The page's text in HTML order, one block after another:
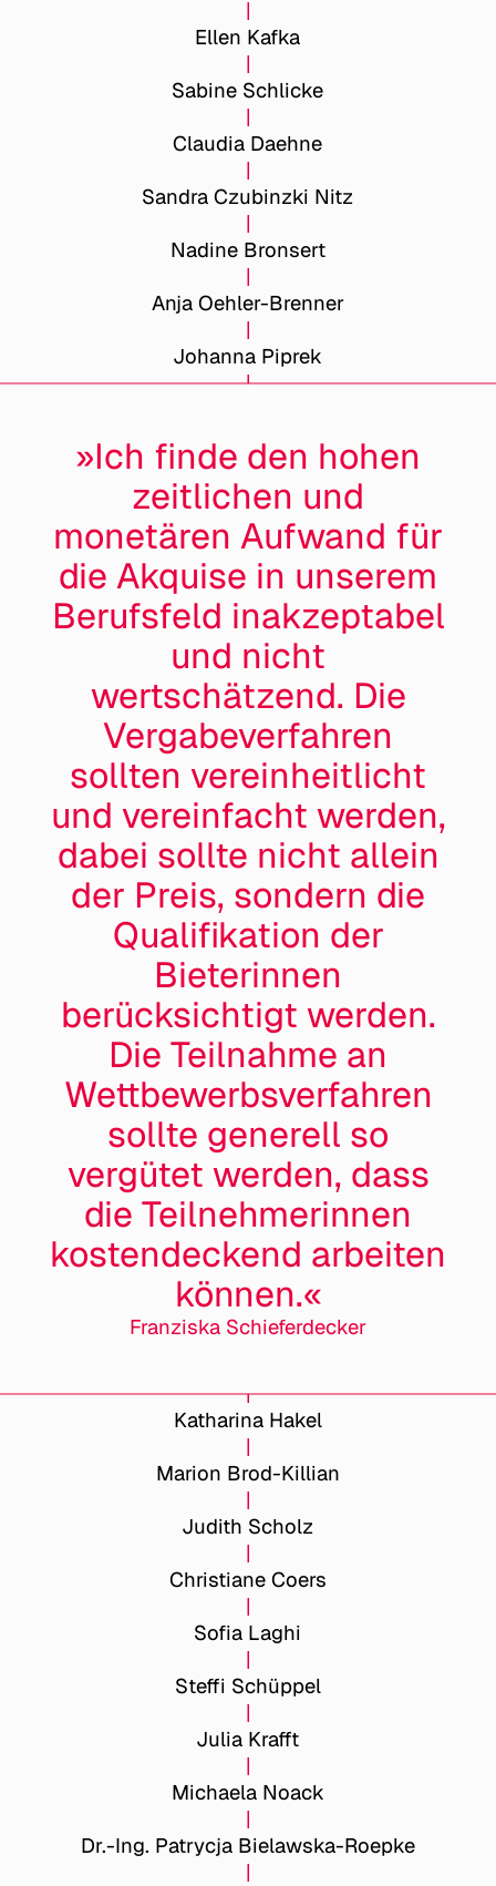
Ellen Kafka
Sabine Schlicke
Claudia Daehne
Sandra Czubinzki Nitz
Nadine Bronsert
Anja Oehler-Brenner
Johanna Piprek
»Ich finde den hohen
zeitlichen und
monetären Aufwand für
die Akquise in unserem
Berufsfeld inakzeptabel
und nicht
wertschätzend. Die
Vergabe­verfahren
sollten vereinheitlicht
und vereinfacht werden,
dabei sollte nicht allein
der Preis, sondern die
Qualifikation der
Bieterinnen
berücksichtigt werden.
Die Teilnahme an
Wettbewerbs­verfahren
sollte generell so
vergütet werden, dass
die Teil­nehmerinnen
kostendeckend arbeiten
können.«
Franziska Schieferdecker
Katharina Hakel
Marion Brod-Killian
Judith Scholz
Christiane Coers
Sofia Laghi
Steffi Schüppel
Julia Krafft
Michaela Noack
Dr.-Ing. Patrycja Bielawska-Roepke